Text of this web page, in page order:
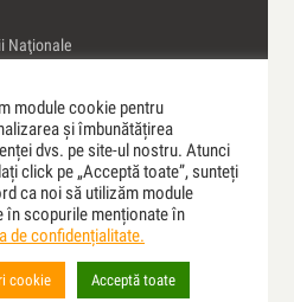
Naţionale
module cookie pentru
și îmbunătățirea
dvs. pe site-ul nostru. Atunci
click pe „Acceptă toate”, sunteți
ca noi să utilizăm module
în scopurile menționate în
de confidențialitate.
cookie Acceptă toate